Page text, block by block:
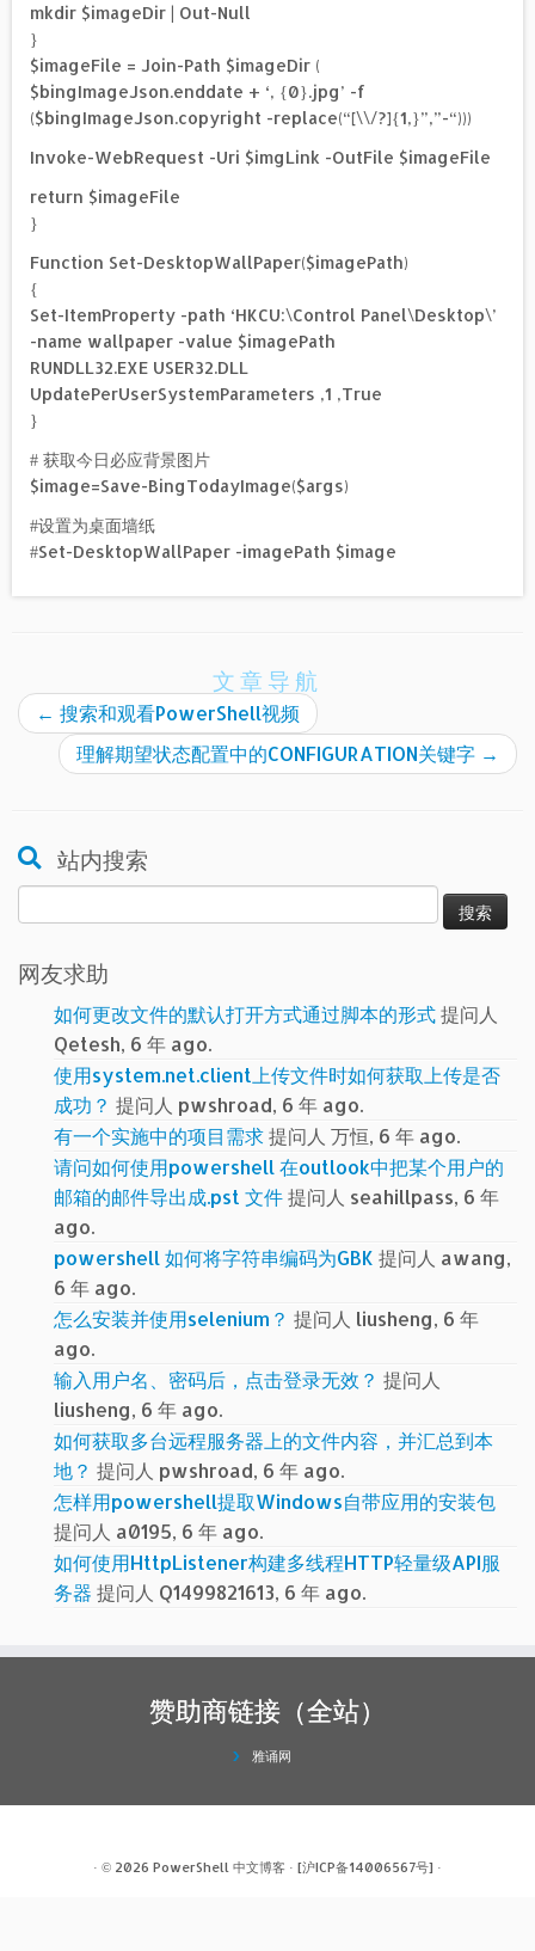
mkdir $imageDir | Out-Null
}
$imageFile = Join-Path $imageDir (
$bingImageJson.enddate + ‘, {0}.jpg’ -f
($bingImageJson.copyright -replace(“[\\/?]{1,}”,”-“)))
Invoke-WebRequest -Uri $imgLink -OutFile $imageFile
return $imageFile
}
Function Set-DesktopWallPaper($imagePath)
{
Set-ItemProperty -path ‘HKCU:\Control Panel\Desktop\’
-name wallpaper -value $imagePath
RUNDLL32.EXE USER32.DLL
UpdatePerUserSystemParameters ,1 ,True
}
# 获取今日必应背景图片
$image=Save-BingTodayImage($args)
#设置为桌面墙纸
#Set-DesktopWallPaper -imagePath $image
文章导航
← 搜索和观看PowerShell视频
理解期望状态配置中的CONFIGURATION关键字 →
站内搜索
索：
网友求助
如何更改文件的默认打开方式通过脚本的形式提问人
Qetesh, 6 年 ago.
使用system.net.client上传文件时如何获取上传是否
成功？ 提问人 pwshroad, 6 年 ago.
有一个实施中的项目需求提问人 万恒, 6 年 ago.
请问如何使用powershell 在outlook中把某个用户的
邮箱的邮件导出成.pst 文件提问人 seahillpass, 6 年
ago.
powershell 如何将字符串编码为GBK 提问人 awang,
6 年 ago.
怎么安装并使用selenium？ 提问人 liusheng, 6 年
ago.
输入用户名、密码后，点击登录无效？ 提问人
liusheng, 6 年 ago.
如何获取多台远程服务器上的文件内容，并汇总到本
地？ 提问人 pwshroad, 6 年 ago.
怎样用powershell提取Windows自带应用的安装包
提问人 a0195, 6 年 ago.
如何使用HttpListener构建多线程HTTP轻量级API服
务器 提问人 Q1499821613, 6 年 ago.
赞助商链接（全站）
雅诵网
· © 2026 PowerShell 中文博客 · [沪ICP备14006567号] ·